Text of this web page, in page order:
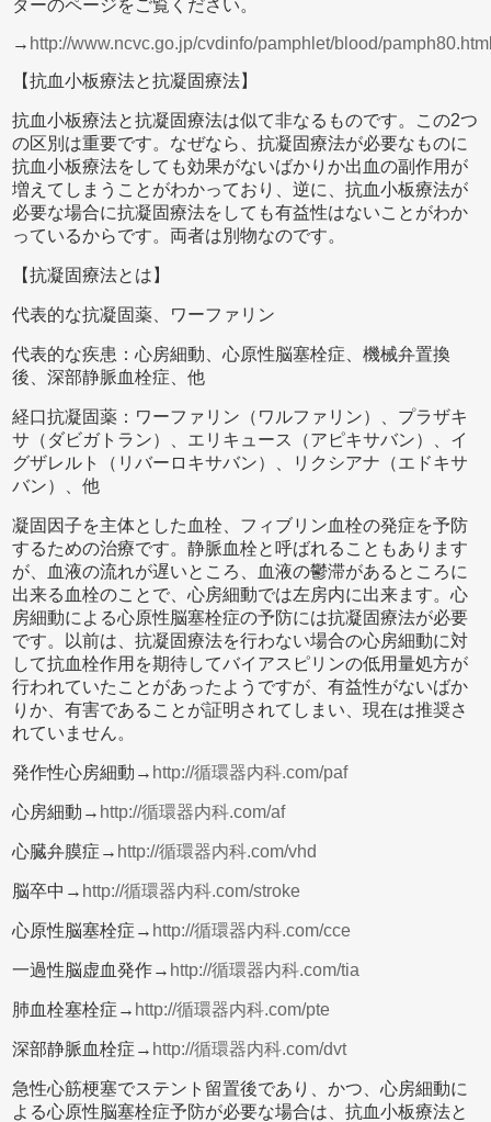
ターのページをご覧ください。
→ http://www.ncvc.go.jp/cvdinfo/pamphlet/blood/
【抗血小板療法と抗凝固療法】
抗血小板療法と抗凝固療法は似て非なるものです。この2つ
の区別は重要です。なぜなら、抗凝固療法が必要なものに
抗血小板療法をしても効果がないばかりか出血の副作用が
増えてしまうことがわかっており、逆に、抗血小板療法が
必要な場合に抗凝固療法をしても有益性はないことがわか
っているからです。両者は別物なのです。
【抗凝固療法とは】
代表的な抗凝固薬、ワーファリン
代表的な疾患：心房細動、心原性脳塞栓症、機械弁置換
後、深部静脈血栓症、他
経口抗凝固薬：ワーファリン（ワルファリン）、プラザキ
サ（ダビガトラン）、エリキュース（アピキサバン）、イ
グザレルト（リバーロキサバン）、リクシアナ（エドキサ
バン）、他
凝固因子を主体とした血栓、フィブリン血栓の発症を予防
するための治療です。静脈血栓と呼ばれることもあります
が、血液の流れが遅いところ、血液の鬱滞があるところに
出来る血栓のことで、心房細動では左房内に出来ます。心
房細動による心原性脳塞栓症の予防には抗凝固療法が必要
です。以前は、抗凝固療法を行わない場合の心房細動に対
して抗血栓作用を期待してバイアスピリンの低用量処方が
行われていたことがあったようですが、有益性がないばか
りか、有害であることが証明されてしまい、現在は推奨さ
れていません。
発作性心房細動→ http://循環器内科.com/paf
心房細動→ http://循環器内科.com/af
心臓弁膜症→ http://循環器内科.com/vhd
脳卒中→ http://循環器内科.com/stroke
心原性脳塞栓症→ http://循環器内科.com/cce
一過性脳虚血発作→ http://循環器内科.com/tia
肺血栓塞栓症→ http://循環器内科.com/pte
深部静脈血栓症→ http://循環器内科.com/dvt
急性心筋梗塞でステント留置後であり、かつ、心房細動に
よる心原性脳塞栓症予防が必要な場合は、抗血小板療法と